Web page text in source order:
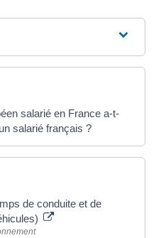
salarié en France a-t-
salarié français ?
de conduite et de